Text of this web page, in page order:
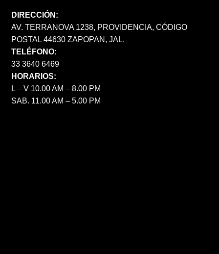
DIRECCIÓN:
AV. TERRANOVA 1238, PROVIDENCIA, CÓDIGO
POSTAL 44630 ZAPOPAN, JAL.
TELÉFONO:
33 3640 6469
HORARIOS:
L – V 10.00 AM – 8.00 PM
SAB. 11.00 AM – 5.00 PM